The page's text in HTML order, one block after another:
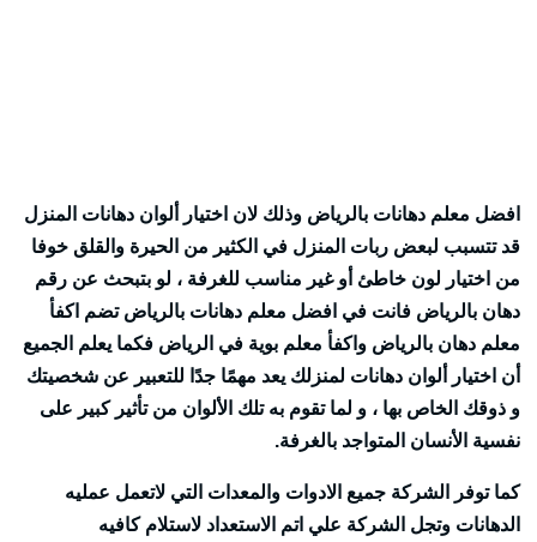
افضل معلم دهانات بالرياض وذلك لان اختيار ألوان دهانات المنزل
قد تتسبب لبعض ربات المنزل في الكثير من الحيرة والقلق خوفا
من اختيار لون خاطئ أو غير مناسب للغرفة ، لو بتبحث عن رقم
دهان بالرياض فانت في افضل معلم دهانات بالرياض تضم اكفأ
معلم دهان بالرياض واكفأ معلم بوية في الرياض فكما يعلم الجميع
أن اختيار ألوان دهانات لمنزلك يعد مهمًا جدًا للتعبير عن شخصيتك
و ذوقك الخاص بها ، و لما تقوم به تلك الألوان من تأثير كبير على
نفسية الأنسان المتواجد بالغرفة.
كما توفر الشركة جميع الادوات والمعدات التي لاتعمل عمليه
الدهانات وتجل الشركة علي اتم الاستعداد لاستلام كافيه